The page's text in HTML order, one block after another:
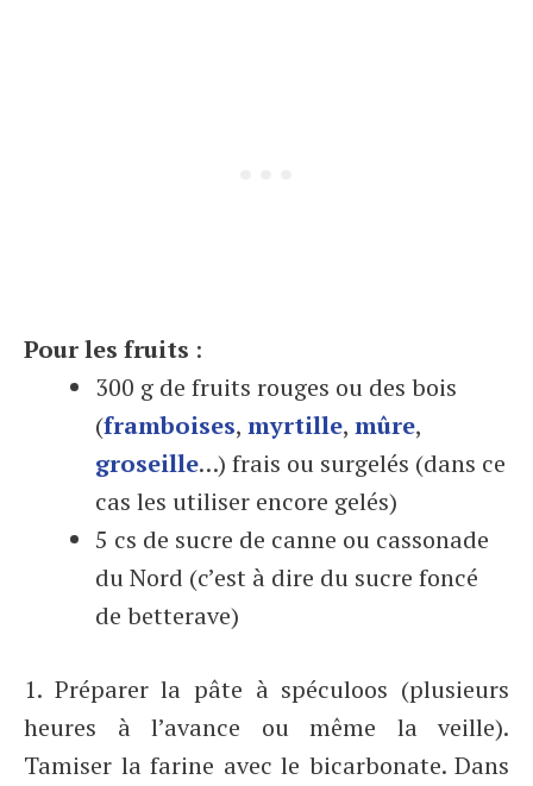
Pour les fruits :
300 g de fruits rouges ou des bois
(framboises, myrtille, mûre,
groseille…) frais ou surgelés (dans ce
cas les utiliser encore gelés)
5 cs de sucre de canne ou cassonade
du Nord (c’est à dire du sucre foncé
de betterave)
1. Préparer la pâte à spéculoos (plusieurs
heures à l’avance ou même la veille).
Tamiser la farine avec le bicarbonate. Dans